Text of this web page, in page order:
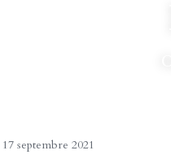
17 septembre 2021